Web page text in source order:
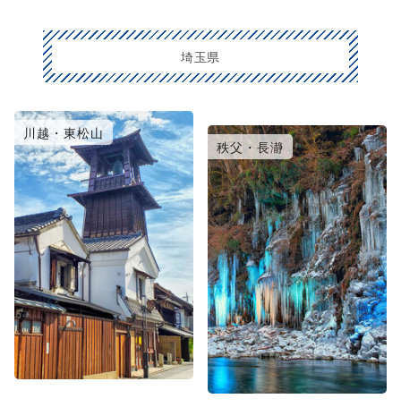
埼玉県
川越・東松山
大宮・浦和・鴻巣
秩父・長瀞